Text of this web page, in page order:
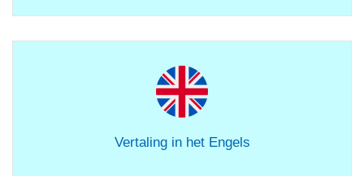
Vertaling in het Engels